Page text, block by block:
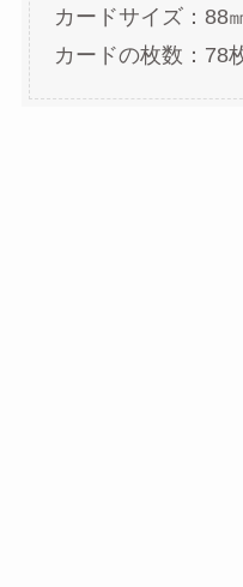
カードサイズ：88
カードの枚数：78